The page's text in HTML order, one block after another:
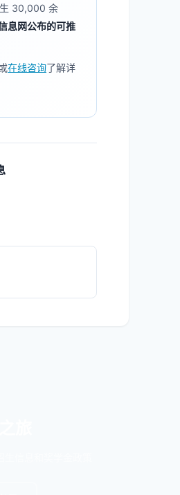
30,000 余
息网公布的可推
在线咨询了解详